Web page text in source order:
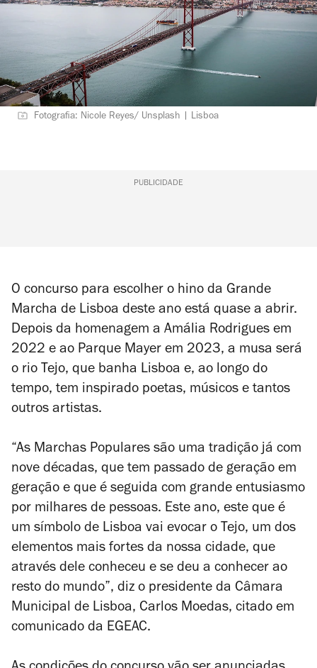
Fotografia: Nicole Reyes/ Unsplash | Lisboa
PUBLICIDADE
O concurso para escolher o hino da Grande
Marcha de Lisboa deste ano está quase a abrir.
Depois da homenagem a Amália Rodrigues em
2022 e ao Parque Mayer em 2023, a musa será
o rio Tejo, que banha Lisboa e, ao longo do
tempo, tem inspirado poetas, músicos e tantos
outros artistas.
“As Marchas Populares são uma tradição já com
nove décadas, que tem passado de geração em
geração e que é seguida com grande entusiasmo
por milhares de pessoas. Este ano, este que é
um símbolo de Lisboa vai evocar o Tejo, um dos
elementos mais fortes da nossa cidade, que
através dele conheceu e se deu a conhecer ao
resto do mundo”, diz o presidente da Câmara
Municipal de Lisboa, Carlos Moedas, citado em
comunicado da EGEAC.